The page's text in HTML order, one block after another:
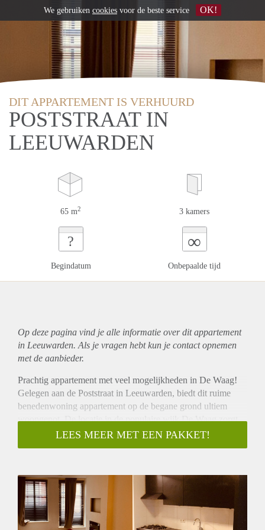
DIT APPARTEMENT IS VERHUURD
POSTSTRAAT IN
LEEUWARDEN
65 m2 3 kamers
?
Begindatum
∞
Onbepaalde tijd
Op deze pagina vind je alle informatie over ditappartement
in Leeuwarden. Als je vragen hebt kun je contact opnemen
met de aanbieder.
Prachtig appartement met veel mogelijkheden in De Waag!
Gelegen aan de Poststraat in Leeuwarden, biedt dit ruime
benedenwoning appartement op de begane grond ultiem
woongenot. De locatie in de populaire wijk De Waag zorgt
voor een levendige en gezellige omgeving. Ideaal voor
starters, jongeren en stellen die op zoek zijn naar comfortabel
Dit appartement is volledig nieuw en voorzien van de meest
hoogwaardige afwerkingen. Het beschikt over
vloerverwarming en een handige camera intercom voor extra
veiligheid en gemak. Met een royale slaapkamer en een
LEES MEER MET EEN PAKKET!
We gebruiken cookies voor de beste service OK!